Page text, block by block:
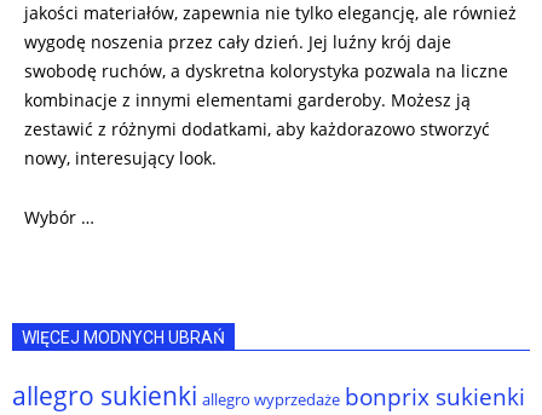
jakości materiałów, zapewnia nie tylko elegancję, ale również
wygodę noszenia przez cały dzień. Jej luźny krój daje
swobodę ruchów, a dyskretna kolorystyka pozwala na liczne
kombinacje z innymi elementami garderoby. Możesz ją
zestawić z różnymi dodatkami, aby każdorazowo stworzyć
nowy, interesujący look.
Wybór …
WIĘCEJ MODNYCH UBRAŃ
allegro sukienki allegro wyprzedaże bonprix sukienki